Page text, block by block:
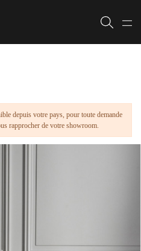
depuis votre pays, pour toute demande
rapprocher de votre showroom.